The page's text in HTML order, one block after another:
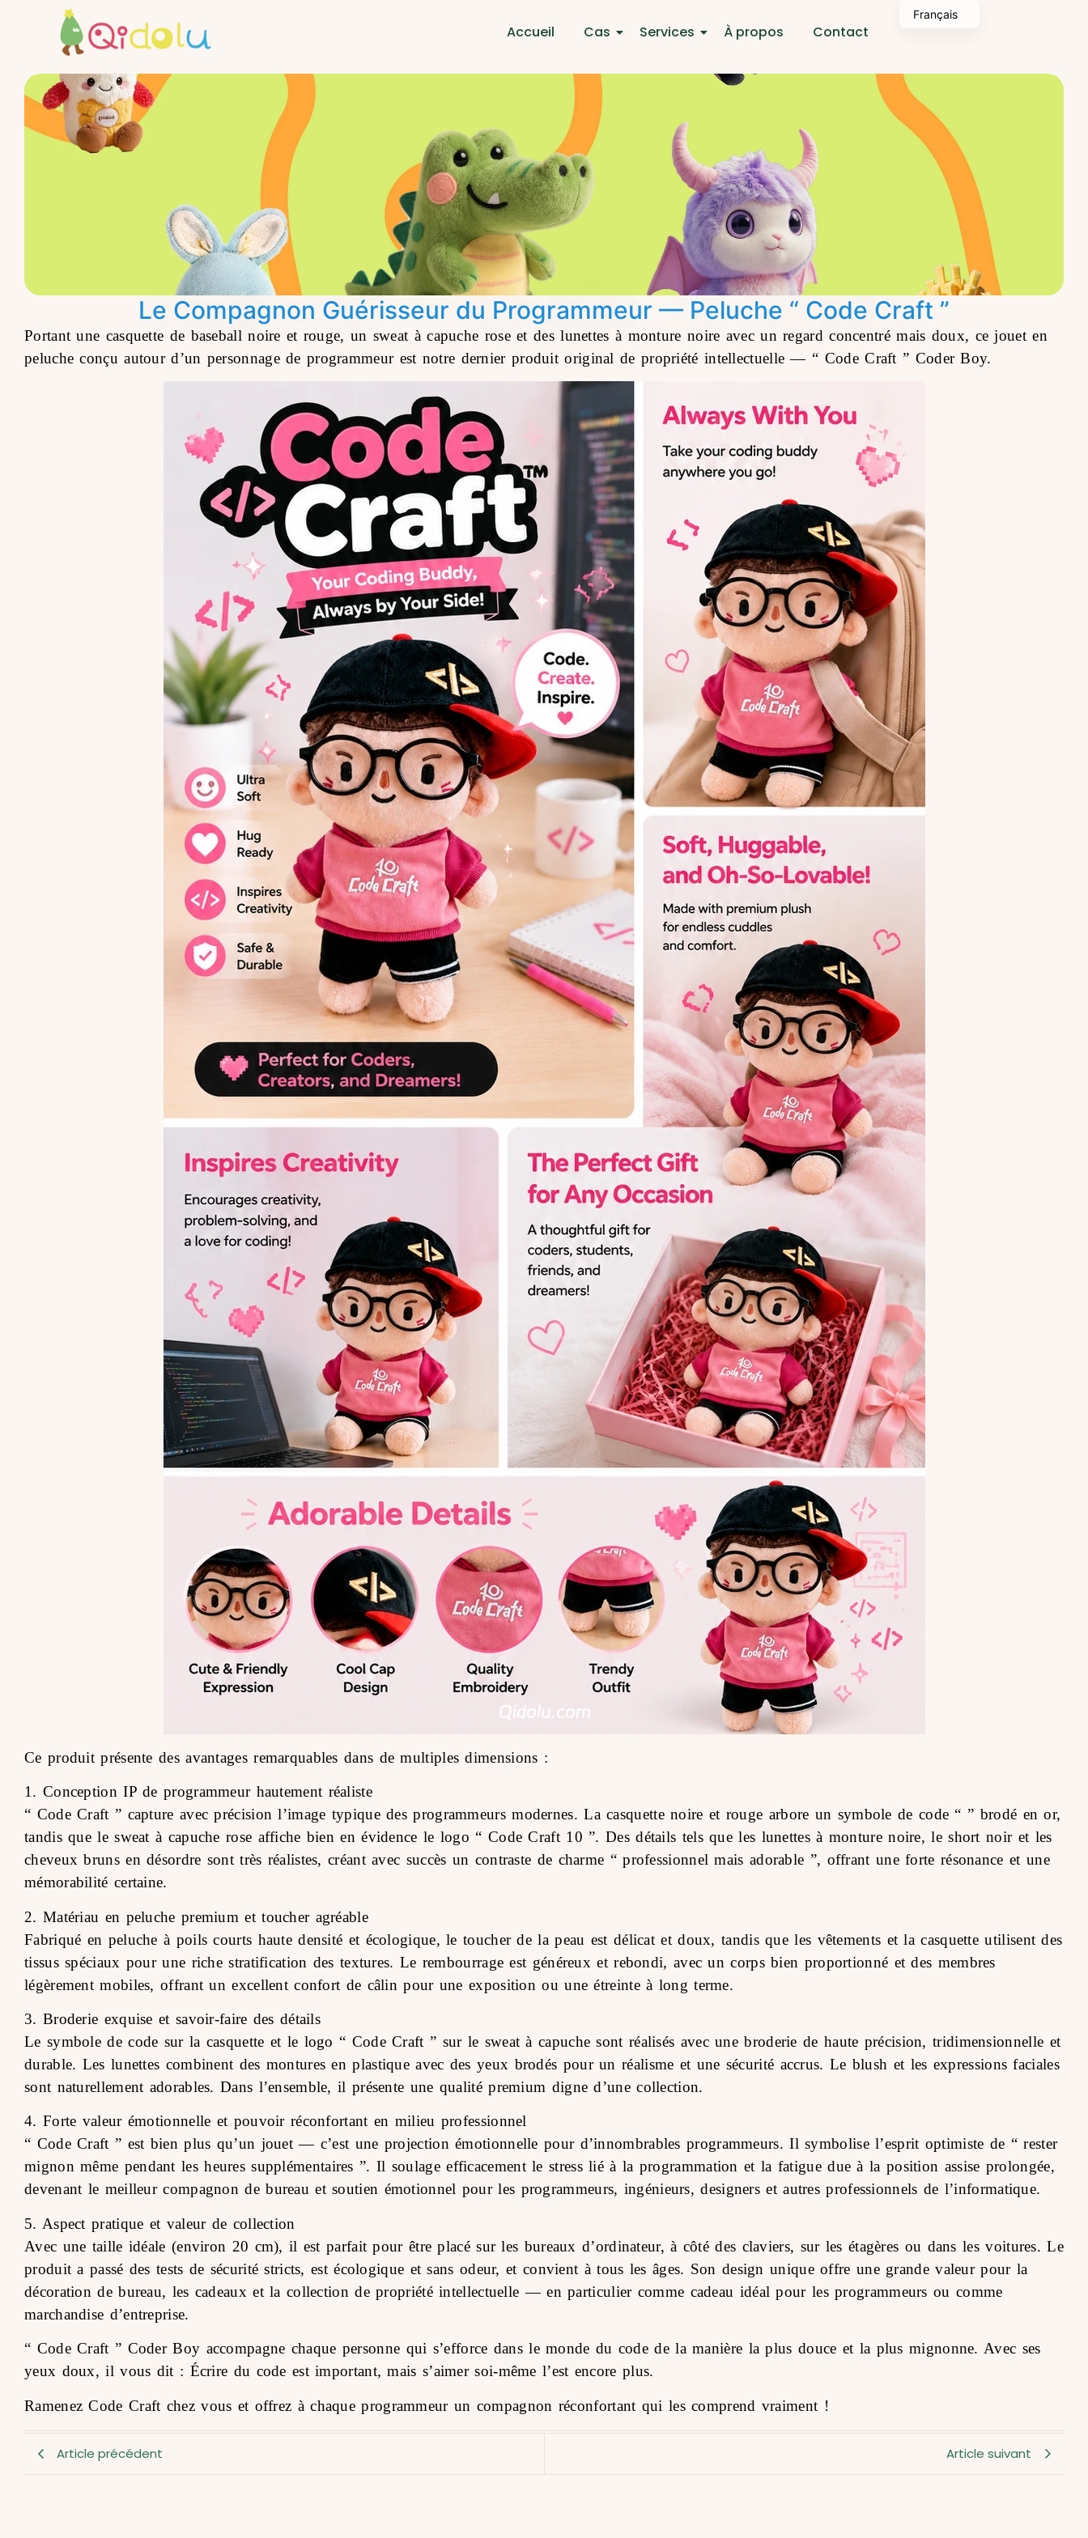
Accueil Cas Services À propos Contact
Le Compagnon Guérisseur du Programmeur — Peluche “ Code Craft ”
Portant une casquette de baseball noire et rouge, un sweat à capuche rose et des lunettes à monture noire avec un regard concentré mais doux, ce jouet en
peluche conçu autour d’un personnage de programmeur est notre dernier produit original de propriété intellectuelle — “ Code Craft ” Coder Boy.
Ce produit présente des avantages remarquables dans de multiples dimensions :
1. Conception IP de programmeur hautement réaliste
“ Code Craft ” capture avec précision l’image typique des programmeurs modernes. La casquette noire et rouge arbore un symbole de code “ ” brodé en or,
tandis que le sweat à capuche rose affiche bien en évidence le logo “ Code Craft 10 ”. Des détails tels que les lunettes à monture noire, le short noir et les
cheveux bruns en désordre sont très réalistes, créant avec succès un contraste de charme “ professionnel mais adorable ”, offrant une forte résonance et une
mémorabilité certaine.
2. Matériau en peluche premium et toucher agréable
Fabriqué en peluche à poils courts haute densité et écologique, le toucher de la peau est délicat et doux, tandis que les vêtements et la casquette utilisent des
tissus spéciaux pour une riche stratification des textures. Le rembourrage est généreux et rebondi, avec un corps bien proportionné et des membres
légèrement mobiles, offrant un excellent confort de câlin pour une exposition ou une étreinte à long terme.
3. Broderie exquise et savoir-faire des détails
Le symbole de code sur la casquette et le logo “ Code Craft ” sur le sweat à capuche sont réalisés avec une broderie de haute précision, tridimensionnelle et
durable. Les lunettes combinent des montures en plastique avec des yeux brodés pour un réalisme et une sécurité accrus. Le blush et les expressions faciales
sont naturellement adorables. Dans l’ensemble, il présente une qualité premium digne d’une collection.
4. Forte valeur émotionnelle et pouvoir réconfortant en milieu professionnel
“ Code Craft ” est bien plus qu’un jouet — c’est une projection émotionnelle pour d’innombrables programmeurs. Il symbolise l’esprit optimiste de “ rester
mignon même pendant les heures supplémentaires ”. Il soulage efficacement le stress lié à la programmation et la fatigue due à la position assise prolongée,
devenant le meilleur compagnon de bureau et soutien émotionnel pour les programmeurs, ingénieurs, designers et autres professionnels de l’informatique.
5. Aspect pratique et valeur de collection
Avec une taille idéale (environ 20 cm), il est parfait pour être placé sur les bureaux d’ordinateur, à côté des claviers, sur les étagères ou dans les voitures. Le
produit a passé des tests de sécurité stricts, est écologique et sans odeur, et convient à tous les âges. Son design unique offre une grande valeur pour la
décoration de bureau, les cadeaux et la collection de propriété intellectuelle — en particulier comme cadeau idéal pour les programmeurs ou comme
marchandise d’entreprise.
“ Code Craft ” Coder Boy accompagne chaque personne qui s’efforce dans le monde du code de la manière la plus douce et la plus mignonne. Avec ses
yeux doux, il vous dit : Écrire du code est important, mais s’aimer soi-même l’est encore plus.
Ramenez Code Craft chez vous et offrez à chaque programmeur un compagnon réconfortant qui les comprend vraiment !
Article précédent Article suivant
Français